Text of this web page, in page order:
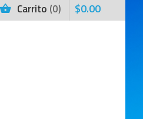
Carrito 0 $0.00